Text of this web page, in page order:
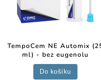
TempoCem NE Automix
ml) - bez eugenolu
Do košíku